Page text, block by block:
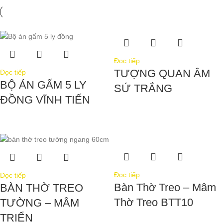
Đọc tiếp
BỘ ÁN GẤM 5 LY
ĐỒNG VĨNH TIẾN
Đọc tiếp
TƯỢNG QUAN ÂM
SỨ TRẮNG
Đọc tiếp
BÀN THỜ TREO
TƯỜNG – MÂM
TRIỂN
Đọc tiếp
Bàn Thờ Treo – Mâm
Thờ Treo BTT10